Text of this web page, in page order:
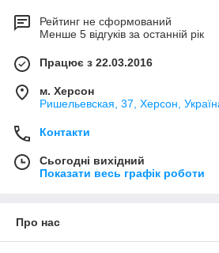
Рейтинг не сформований
Менше 5 відгуків за останній рік
Працює з 22.03.2016
м. Херсон
Ришельевская, 37, Херсон,
Контакти
Сьогодні вихідний
Показати весь графік роботи
Про нас